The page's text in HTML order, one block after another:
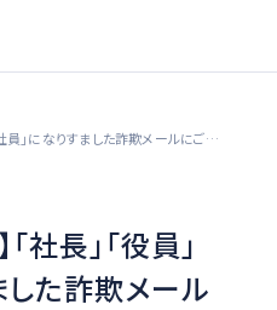
【重要なお知らせ】「社長」「役員」「社員」になりすました詐欺メールにご注意ください
社長」「役員」
した詐欺メール